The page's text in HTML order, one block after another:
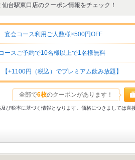
台駅東口店のクーポン情報をチェック！
宴会コース利用ご人数様×500円OFF
ースご予約で10名様以上で1名様無料
+1100円（税込）でプレミアム飲み放題】
全部で6枚のクーポンがあります！
税率に基づく情報となります。価格につきましては直